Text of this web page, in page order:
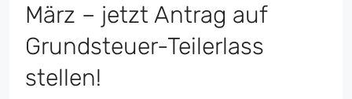
März – jetzt Antrag auf
Grundsteuer-Teilerlass
stellen!